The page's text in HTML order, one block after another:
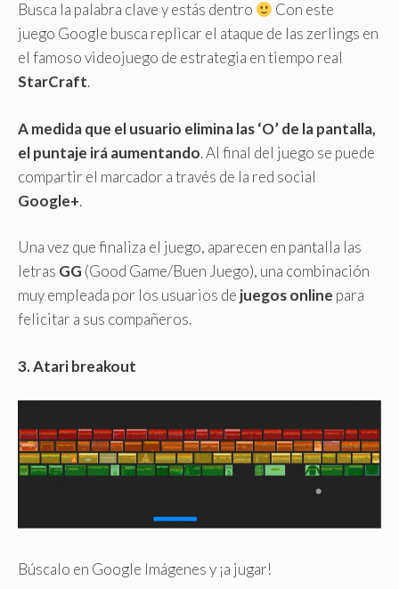
Busca la palabra clave y estás dentro
Con este
juego Google busca replicar el ataque de las zerlings en
el famoso videojuego de estrategia en tiempo real
StarCraft.
A medida que el usuario elimina las ‘O’ de la pantalla,
el puntaje irá aumentando. Al final del juego se puede
compartir el marcador a través de la red social
Google+.
Una vez que finaliza el juego, aparecen en pantalla las
letras GG (Good Game/Buen Juego), una combinación
muy empleada por los usuarios de juegos online para
felicitar a sus compañeros.
3. Atari breakout
Búscalo en Google Imágenes y ¡a jugar!